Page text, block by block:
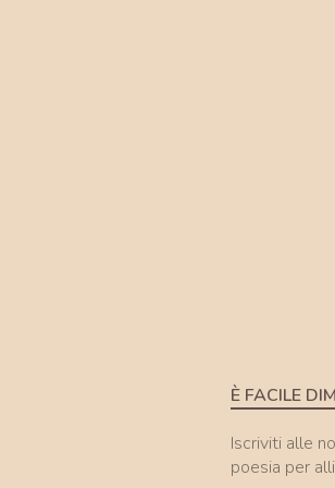
È FACILE
Iscriviti alle
poesia per